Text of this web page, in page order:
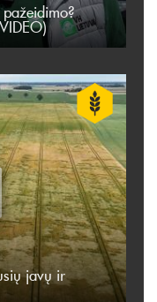
javų ir